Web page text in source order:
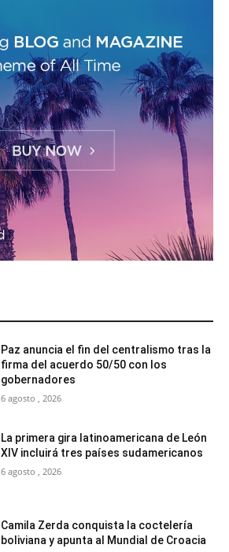
Paz anuncia el fin del centralismo tras la
firma del acuerdo 50/50 con los
gobernadores
6 agosto , 2026
La primera gira latinoamericana de León
XIV incluirá tres países sudamericanos
6 agosto , 2026
Camila Zerda conquista la coctelería
boliviana y apunta al Mundial de Croacia